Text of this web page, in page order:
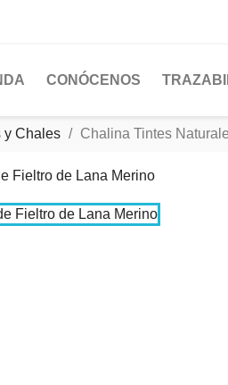
CONÓCENOS
y Chales Chalina Tintes